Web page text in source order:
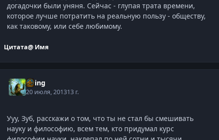
догадочки были уняня. Сейчас - глупая трата времени,
которое лучше потратить на реальную пользу - обществу,
как таковому, или себе любимому.
Цитата@ Имя
Elring
20 июля, 201313 г.
Ууу, Зуб, расскажи о том, что ты не стал бы смешивать
науку и философию, всем тем, кто придумал курс